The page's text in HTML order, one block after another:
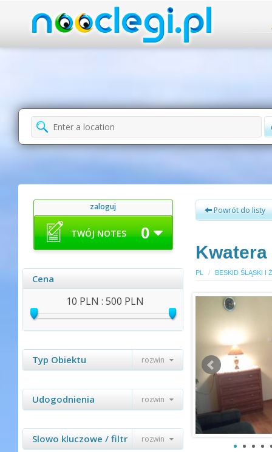
zaloguj
TWÓJ NOTES 0
Cena
10 PLN : 500 PLN
Typ Obiektu rozwin
Udogodnienia rozwin
Slowo kluczowe / filtr rozwin
Powrót do listy
PL BESKID ŚLĄSKI I